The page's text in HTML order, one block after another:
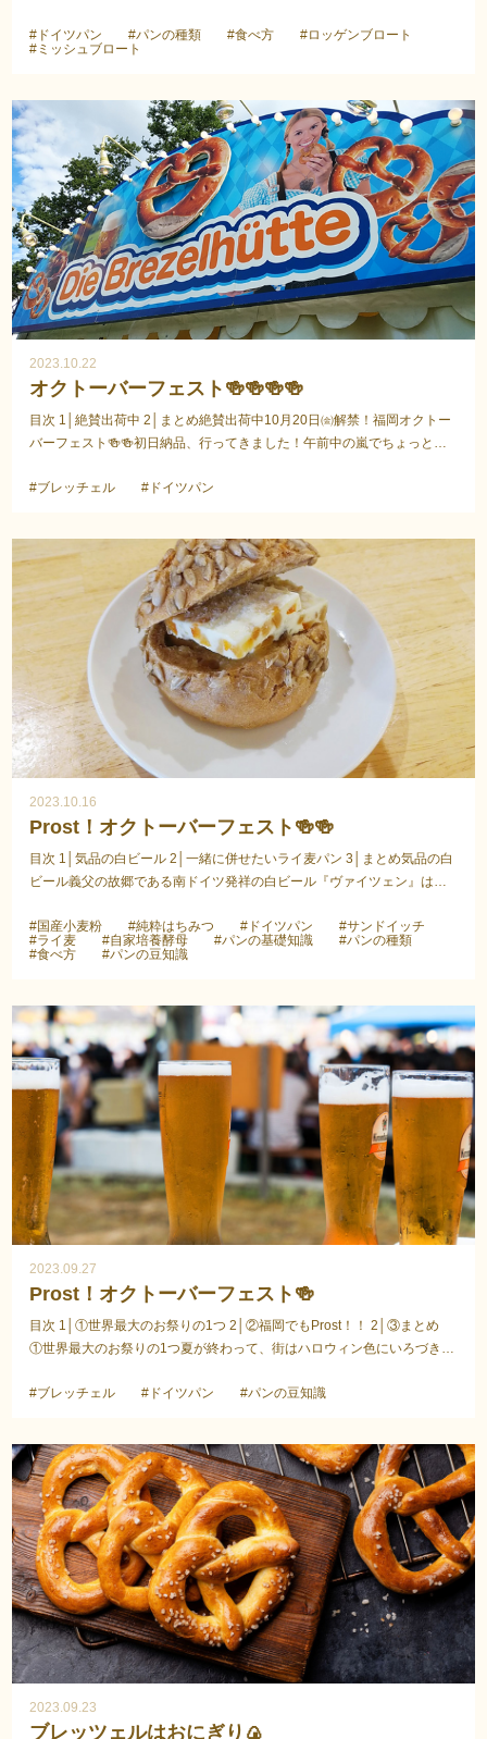
#ドイツパン
#パンの種類 #食べ方
#ロッゲンブロート
#ミッシュブロート
2023.10.22
オクトーバーフェスト🍻🍻🍻🍻
目次 1│絶賛出荷中 2│まとめ絶賛出荷中10月20日㈮解禁！福岡オクトー
バーフェスト🍻🍻初日納品、行ってきました！午前中の嵐でちょっと心
#ブレッチェル
#ドイツパン
2023.10.16
Prost！オクトーバーフェスト🍻🍻
目次 1│気品の白ビール 2│一緒に併せたいライ麦パン 3│まとめ気品の白
ビール義父の故郷である南ドイツ発祥の白ビール『ヴァイツェン』はヴ
#国産小麦粉
#純粋はちみつ #ドイツパン
#サンドイッチ
#ライ麦
#自家培養酵母 #パンの基礎知識
#パンの種類
#食べ方
#パンの豆知識
2023.09.27
Prost！オクトーバーフェスト🍻
目次 1│①世界最大のお祭りの1つ 2│②福岡でもProst！！ 2│③まとめ
①世界最大のお祭りの1つ夏が終わって、街はハロウィン色にいろづきは
#ブレッチェル
#ドイツパン #パンの豆知識
2023.09.23
ブレッツェルはおにぎり🍙